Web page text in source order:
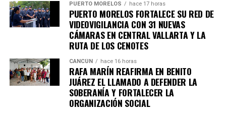
PUERTO MORELOS hace 17 horas
PUERTO MORELOS FORTALECE SU RED DE
VIDEOVIGILANCIA CON 31 NUEVAS
CÁMARAS EN CENTRAL VALLARTA Y LA
RUTA DE LOS CENOTES
CANCÚN hace 16 horas
RAFA MARÍN REAFIRMA EN BENITO
JUÁREZ EL LLAMADO A DEFENDER LA
SOBERANÍA Y FORTALECER LA
ORGANIZACIÓN SOCIAL